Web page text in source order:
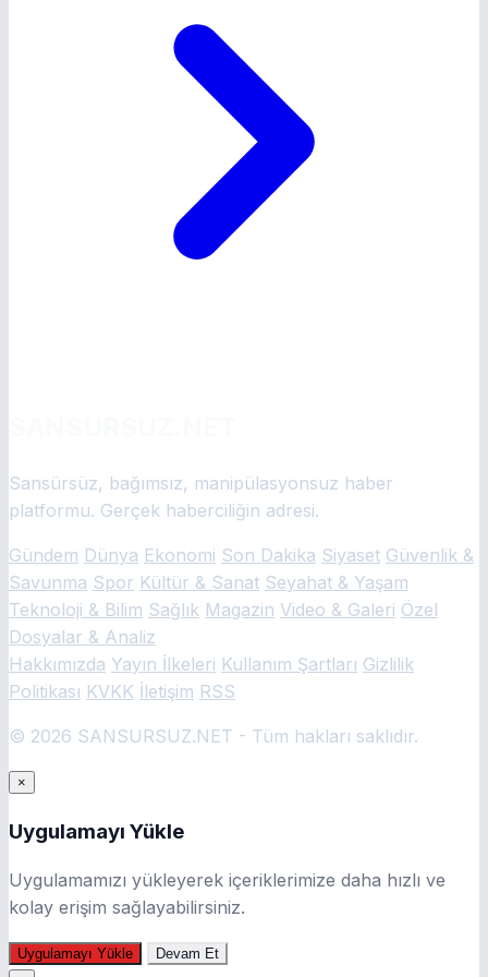
Sansürsüz, bağımsız, manipülasyonsuz haber
platformu. Gerçek haberciliğin adresi.
Gündem Dünya Ekonomi Son Dakika Siyaset Güvenlik &
Savunma Spor Kültür & Sanat Seyahat & Yaşam
Teknoloji & Bilim Sağlık Magazin Video & Galeri Özel
Dosyalar & Analiz
Hakkımızda Yayın İlkeleri Kullanım Şartları Gizlilik
Politikası KVKK İletişim RSS
© 2026 SANSURSUZ.NET - Tüm hakları saklıdır.
×
Uygulamayı Yükle
Uygulamamızı yükleyerek içeriklerimize daha hızlı ve
kolay erişim sağlayabilirsiniz.
Uygulamayı Yükle
Devam Et